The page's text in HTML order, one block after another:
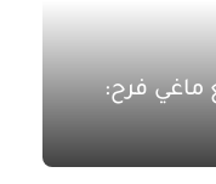
أغسطس 2026 مع ماغي فرح: